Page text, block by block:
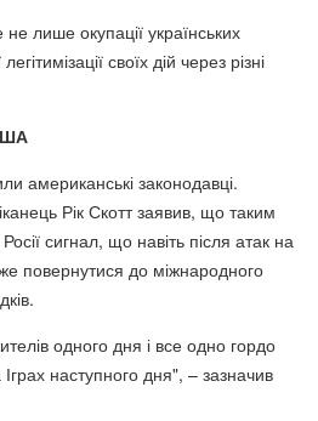
лише окупації українських
своїх дій через різні
американські законодавці.
Рік Скотт заявив, що таким
сигнал, що навіть після атак на
повернутися до міжнародного
одного дня і все одно гордо
наступного дня", – зазначив